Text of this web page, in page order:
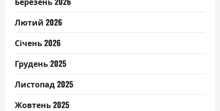
Лютий 2026
Січень 2026
Грудень 2025
Листопад 2025
Жовтень 2025